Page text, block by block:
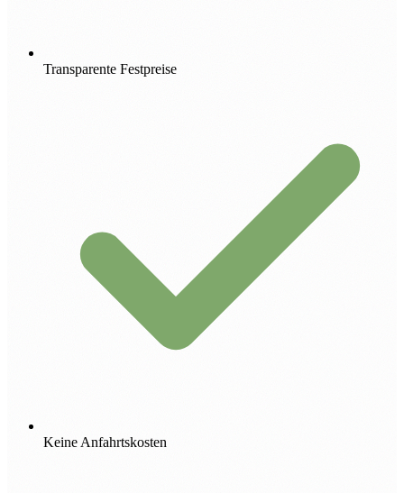
Transparente Festpreise
Keine Anfahrtskosten